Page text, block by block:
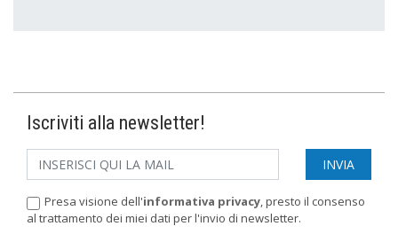
Iscriviti alla newsletter!
Presa visione dell'informativa privacy, presto il consenso
al trattamento dei miei dati per l'invio di newsletter.